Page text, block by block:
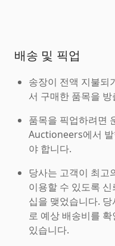
배송 및 픽업
송장이 전액 지불되
서 구매한 품목을
품목을 픽업하려면
Auctioneers에서 발
야 합니다.
당사는 고객이 최고
이용할 수 있도록
십을 맺었습니다.
로 예상 배송비를
있습니다.